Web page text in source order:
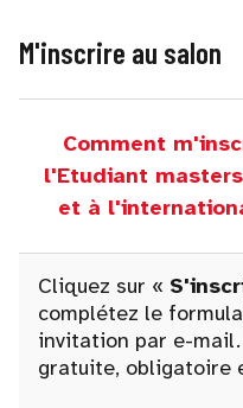
M'inscrire au salon
Comment
l'Etudiant
et à
Cliquez sur «
complétez le
invitation par e-
gratuite, obligatoire